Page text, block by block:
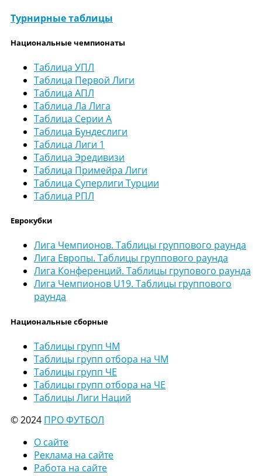
Турнирные таблицы
Национальные чемпионаты
Таблица УПЛ
Таблица Первой Лиги
Таблица АПЛ
Таблица Ла Лига
Таблица Серии А
Таблица Бундеслиги
Таблица Лиги 1
Таблица Эредивизи
Таблица Примейра Лиги
Таблица Суперлиги Турции
Таблица РПЛ
Еврокубки
Лига Чемпионов. Таблицы группового раунда
Лига Европы. Таблицы группового раунда
Лига Конференций. Таблицы групового раунда
Лига Чемпионов U19. Таблицы группового
раунда
Национальные сборные
Таблицы групп ЧМ
Таблицы групп отбора на ЧМ
Таблицы групп ЧЕ
Таблицы групп отбора на ЧЕ
Таблицы Лиги Наций
© 2024 ПРО ФУТБОЛ
О сайте
Реклама на сайте
Работа на сайте